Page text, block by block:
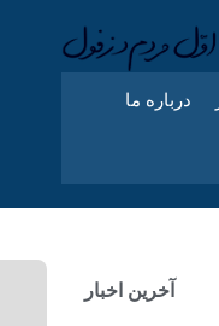
درباره ما
آخرین اخبار